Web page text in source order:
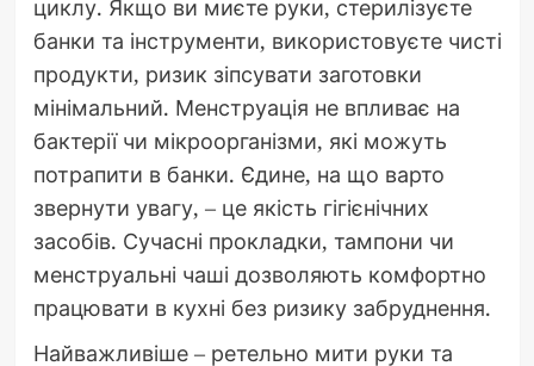
циклу. Якщо ви миєте руки, стерилізуєте
банки та інструменти, використовуєте чисті
продукти, ризик зіпсувати заготовки
мінімальний. Менструація не впливає на
бактерії чи мікроорганізми, які можуть
потрапити в банки. Єдине, на що варто
звернути увагу, – це якість гігієнічних
засобів. Сучасні прокладки, тампони чи
менструальні чаші дозволяють комфортно
працювати в кухні без ризику забруднення.
Найважливіше – ретельно мити руки та